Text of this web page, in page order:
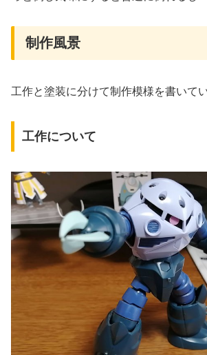
制作風景
工作と塗装に分けて制作模様を書いて
工作について